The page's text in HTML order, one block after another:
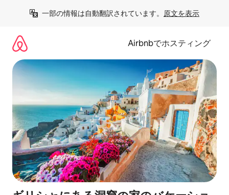
一部の情報は自動翻訳されています。 原文を表示
Airbnbでホスティング